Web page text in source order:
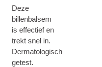
Deze
billenbalsem
is effectief en
trekt snel in.
Dermatologisch
getest.